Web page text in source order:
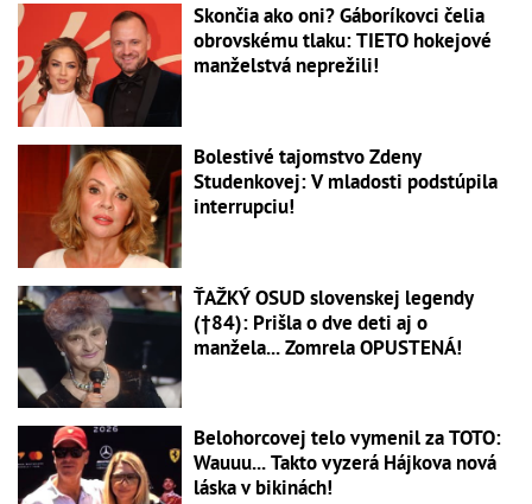
Skončia ako oni? Gáboríkovci čelia
obrovskému tlaku: TIETO hokejové
manželstvá neprežili!
Bolestivé tajomstvo Zdeny
Studenkovej: V mladosti podstúpila
interrupciu!
ŤAŽKÝ OSUD slovenskej legendy
(†84): Prišla o dve deti aj o
manžela... Zomrela OPUSTENÁ!
Belohorcovej telo vymenil za TOTO:
Wauuu... Takto vyzerá Hájkova nová
láska v bikinách!